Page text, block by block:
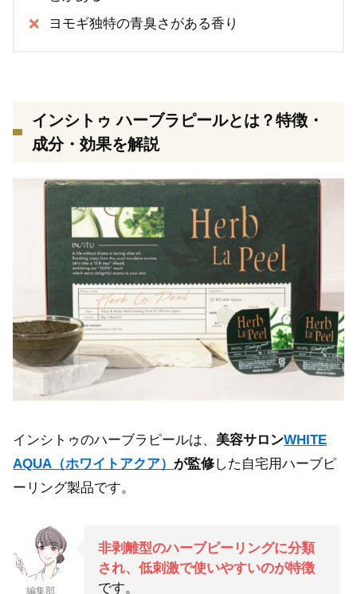
ヨモギ独特の青臭さがある香り
インシトゥ ハーブラピールとは？特徴・
成分・効果を解説
インシトゥのハーブラピールは、 美容サロンWHITE
AQUA（ホワイトアクア） が監修した自宅用ハーブピ
ーリング製品です。
編集部
非剥離型のハーブピーリングに分類
され、低刺激で使いやすいのが特徴
です。